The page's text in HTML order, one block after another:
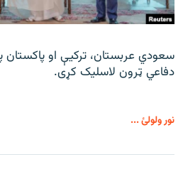
سعودي عربستان، ترکیې او
دفاعي ټرون لاسلیک کړی.
نور ولولئ ...